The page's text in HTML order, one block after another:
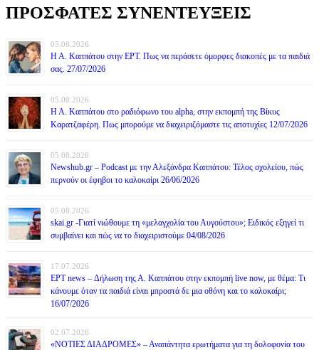
ΠΡΟΣΦΑΤΕΣ ΣΥΝΕΝΤΕΥΞΕΙΣ
05.08.2026
Η Α. Καππάτου στην ΕΡΤ. Πως να περάσετε όμορφες διακοπές με τα παιδιά
σας. 27/07/2026
05.08.2026
Η Α. Καππάτου στο ραδιόφωνο του alpha, στην εκπομπή της Βίκυς
Καρατζαφέρη. Πως μπορούμε να διαχειριζόμαστε τις αποτυχίες 12/07/2026
05.08.2026
Newshub.gr – Podcast με την Αλεξάνδρα Καππάτου: Τέλος σχολείου, πώς
περνούν οι έφηβοι το καλοκαίρι 26/06/2026
05.08.2026
skai.gr -Γιατί νιώθουμε τη «μελαγχολία του Αυγούστου»; Ειδικός εξηγεί τι
συμβαίνει και πώς να το διαχειριστούμε 04/08/2026
17.07.2026
ΕΡΤ news – Δήλωση της Α. Καππάτου στην εκπομπή live now, με θέμα: Τι
κάνουμε όταν τα παιδιά είναι μπροστά δε μια οθόνη και το καλοκαίρι;
16/07/2026
02.07.2026
«ΝΟΤΙΕΣ ΔΙΑΔΡΟΜΕΣ» – Αναπάντητα ερωτήματα για τη δολοφονία του